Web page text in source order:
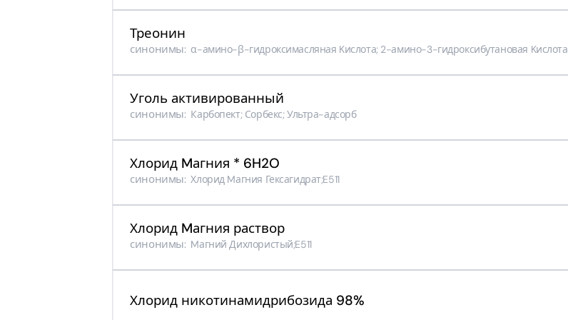
Треонин
синонимы: α-амино-β-гидроксимасляная Kислота; 2-амино-3-гидроксибутановая Kислота
Уголь активированный
синонимы: Карбопект; Сорбекс; Ультра-адсорб
Хлорид Mагния * 6H2O
синонимы: Хлорид Mагния Гексагидрат;E511
Хлорид Mагния раствор
синонимы: Mагний Дихлористый;E511
Хлорид никотинамидрибозида 98%